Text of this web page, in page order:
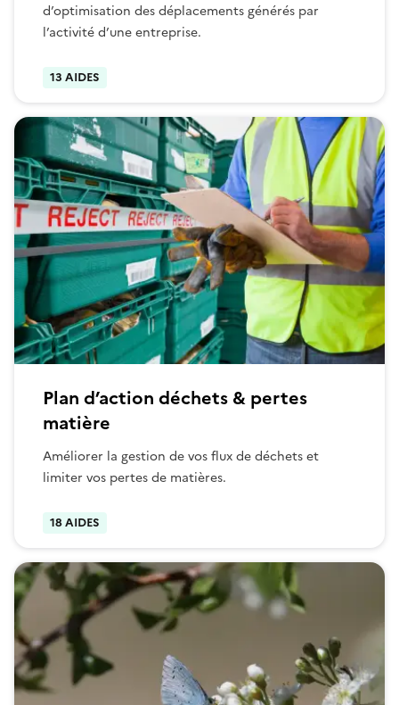
d’optimisation des déplacements générés par
l’activité d’une entreprise.
13 AIDES
Plan d’action déchets & pertes
matière
Améliorer la gestion de vos flux de déchets et
limiter vos pertes de matières.
18 AIDES